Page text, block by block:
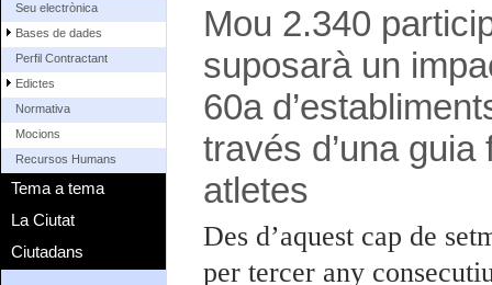
Seu electrònica
Bases de dades
Perfil Contractant
Edictes
Normativa
Mocions
Recursos Humans
Tema a tema
La Ciutat
Ciutadans
Mou 2.340
suposarà un
60a
través d’una
atletes
Des d’aquest cap de
per tercer any